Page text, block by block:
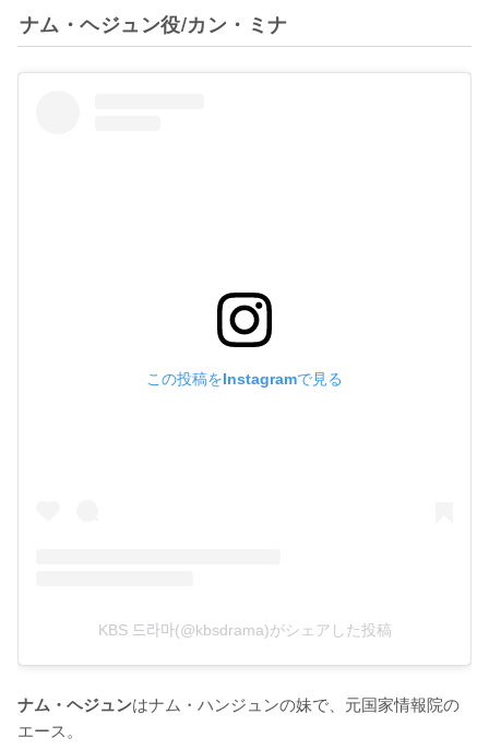
ナム・ヘジュン役/カン・ミナ
この投稿をInstagramで見る
KBS 드라마(@kbsdrama)がシェアした投稿
ナム・ヘジュンはナム・ハンジュンの妹で、元国家情報院の
エース。